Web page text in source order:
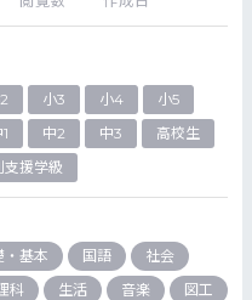
小3 小4
小5
中2 中3
高校生
支援学級
・基本
国語
社会
科 生活 音楽
図工